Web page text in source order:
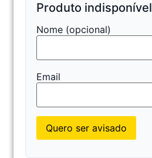
Produto indisponível
Nome (opcional)
Email
Quero ser avisado